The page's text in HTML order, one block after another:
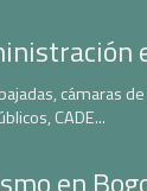
cámaras
CADE...